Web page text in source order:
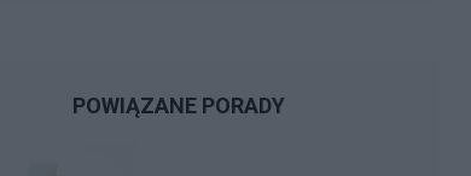
POWIĄZANE PORADY